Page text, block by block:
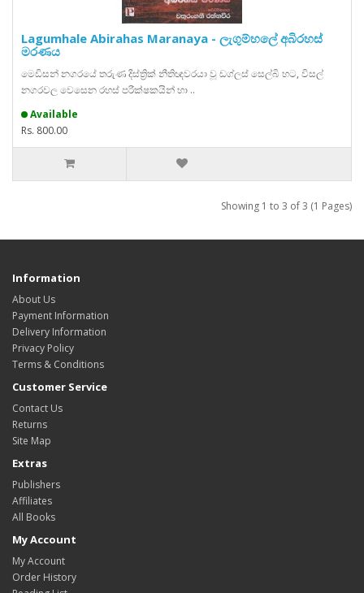
Lagumhale Abirahas Maranaya - ලැගුම්හලේ අබිරහස්
මරණය
මෙඩිසන් නගරයේ තරුණ දිස්ත්‍රික් නීතිඥවරයා වූ ඩග්ලස් සෙල්බි හට, විසල්
නගරවල වෙසෙන රහස් පරීක්ෂකයින් හා ..
Available
Rs. 800.00
Showing 1 to 3 of 3 (1 Pages)
Information
About Us
Payment Information
Delivery Information
Privacy Policy
Terms & Conditions
Customer Service
Contact Us
Returns
Site Map
Extras
Publishers
Affiliates
All Books
My Account
My Account
Order History